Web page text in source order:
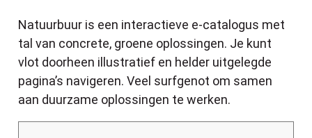
Natuurbuur is een interactieve e-catalogus met
tal van concrete, groene oplossingen. Je kunt
vlot doorheen illustratief en helder uitgelegde
pagina’s navigeren. Veel surfgenot om samen
aan duurzame oplossingen te werken.